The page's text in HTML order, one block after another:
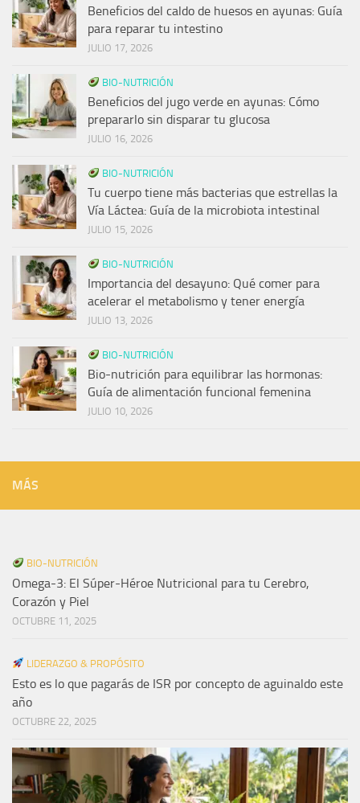
Beneficios del caldo de huesos en ayunas: Guía
para reparar tu intestino
JULIO 17, 2026
BIO-NUTRICIÓN
Beneficios del jugo verde en ayunas: Cómo
prepararlo sin disparar tu glucosa
JULIO 16, 2026
BIO-NUTRICIÓN
Tu cuerpo tiene más bacterias que estrellas la
Vía Láctea: Guía de la microbiota intestinal
JULIO 15, 2026
BIO-NUTRICIÓN
Importancia del desayuno: Qué comer para
acelerar el metabolismo y tener energía
JULIO 13, 2026
BIO-NUTRICIÓN
Bio-nutrición para equilibrar las hormonas:
Guía de alimentación funcional femenina
JULIO 10, 2026
MÁS
BIO-NUTRICIÓN
Omega-3: El Súper-Héroe Nutricional para tu Cerebro,
Corazón y Piel
OCTUBRE 11, 2025
LIDERAZGO & PROPÓSITO
Esto es lo que pagarás de ISR por concepto de aguinaldo este
año
OCTUBRE 22, 2025